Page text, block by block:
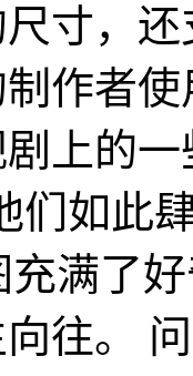
寸，
作者
上的
们如此
满了
往。